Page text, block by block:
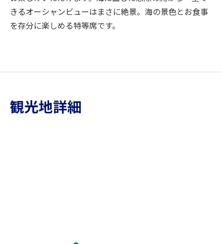
きるオーシャンビューはまさに絶景。海の景色とお食事
を存分に楽しめる特等席です。
観光地詳細